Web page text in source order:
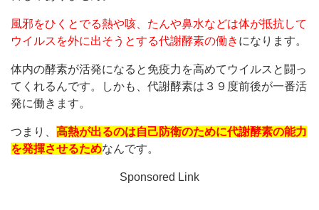
風邪をひくとでる熱や咳、たんや鼻水などは体が抵抗して
ウイルスを外に出そうとする代謝酵素の働き になります。
体内の酵素が活発になると免疫力を高めてウイルスと闘っ
てくれるんです。しかも、代謝酵素は３９度前後が一番活
発に働きます。
つまり、 高熱が出るのは自己防衛のために代謝酵素の能力
を発揮させるためなんです。
Sponsored Link